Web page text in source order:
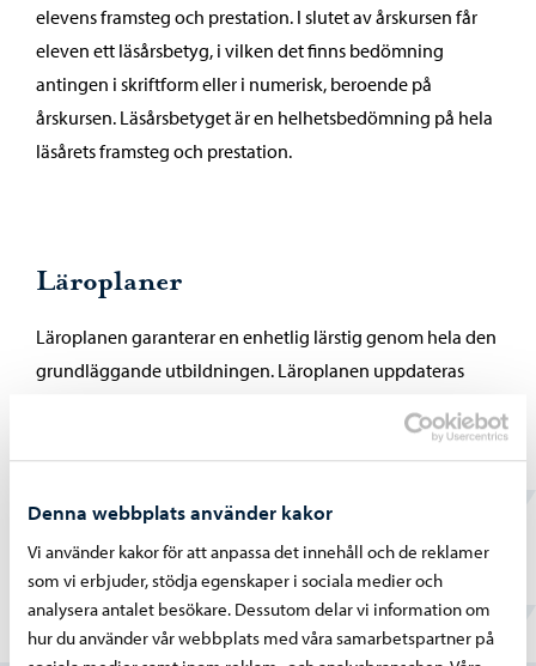
Denna webbplats använder kakor
Vi använder kakor för att anpassa det innehåll och de reklamer
som vi erbjuder, stödja egenskaper i sociala medier och
analysera antalet besökare. Dessutom delar vi information om
hur du använder vår webbplats med våra samarbetspartner på
elevens framsteg och prestation. I slutet av årskursen får
eleven ett läsårsbetyg, i vilken det finns bedömning
antingen i skriftform eller i numerisk, beroende på
årskursen. Läsårsbetyget är en helhetsbedömning på hela
läsårets framsteg och prestation.
Läroplaner
Läroplanen garanterar en enhetlig lärstig genom hela den
grundläggande utbildningen. Läroplanen uppdateras
nationella riktlinjer. Den uppdaterade läroplanen och
Läroplaner och handledande dokument
Hittade du vad du sökte?